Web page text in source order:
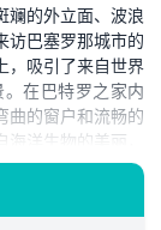
斓的外立面、波浪
访巴塞罗那城市的
，吸引了来自世界
在巴特罗之家内
曲的窗户和流畅的
洋生物的美丽，
以欣赏建筑著名的
魅力。无论是建
体验的游客，巴特